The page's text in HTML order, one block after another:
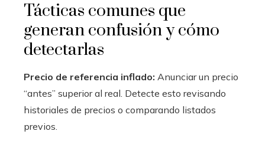
Tácticas comunes que
generan confusión y cómo
detectarlas
Precio de referencia inflado: Anunciar un precio
“antes” superior al real. Detecte esto revisando
historiales de precios o comparando listados
previos.